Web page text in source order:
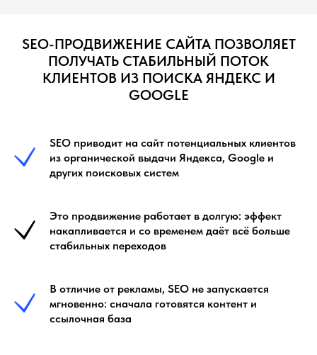
SEO-ПРОДВИЖЕНИЕ САЙТА ПОЗВОЛЯЕТ
ПОЛУЧАТЬ СТАБИЛЬНЫЙ ПОТОК
КЛИЕНТОВ ИЗ ПОИСКА ЯНДЕКС И
GOOGLE
SEO приводит на сайт потенциальных клиентов
из органической выдачи Яндекса, Google и
других поисковых систем
Это продвижение работает в долгую: эффект
накапливается и со временем даёт всё больше
стабильных переходов
В отличие от рекламы, SEO не запускается
мгновенно: сначала готовятся контент и
ссылочная база